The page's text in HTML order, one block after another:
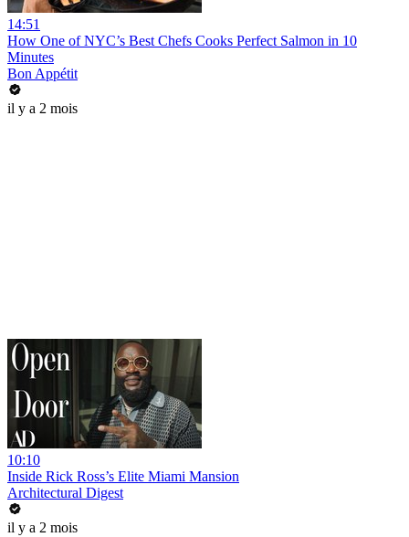
14:51
How One of NYC’s Best Chefs Cooks Perfect Salmon in 10
Minutes
Bon Appétit
il y a 2 mois
10:10
Inside Rick Ross’s Elite Miami Mansion
Architectural Digest
il y a 2 mois